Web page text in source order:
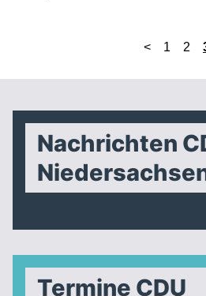
< 1 2
Nachrichten
Termine CDU